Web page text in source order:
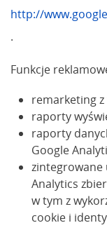
http://
.
Funkcje
remarketing
raporty
raporty
Google
zintegrowane
Analytics
w tym z
cookie i